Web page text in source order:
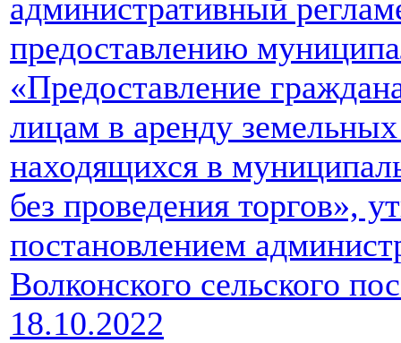
административный
предоставлению
«Предоставление
лицам в аренду земельных
находящихся в
без проведения торгов»,
постановлением
Волконского сельского
18.10.2022